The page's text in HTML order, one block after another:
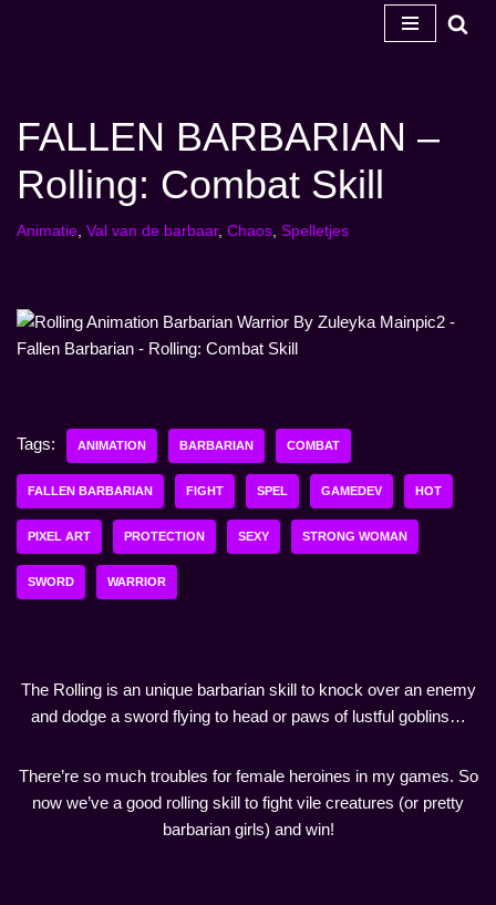
inhoud
FALLEN BARBARIAN –
Rolling: Combat Skill
Animatie, Val van de barbaar, Chaos, Spelletjes
Tags: ANIMATION BARBARIAN COMBAT
FALLEN BARBARIAN FIGHT SPEL GAMEDEV HOT
PIXEL ART PROTECTION SEXY STRONG WOMAN
SWORD WARRIOR
The Rolling is an unique barbarian skill to knock over an enemy
and dodge a sword flying to head or paws of lustful goblins…
There’re so much troubles for female heroines in my games. So
now we’ve a good rolling skill to fight vile creatures (or pretty
barbarian girls) and win!